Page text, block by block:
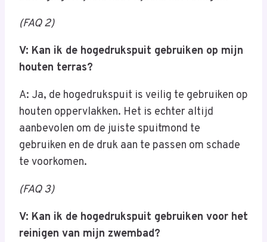
(FAQ 2)
V: Kan ik de hogedrukspuit gebruiken op mijn
houten terras?
A: Ja, de hogedrukspuit is veilig te gebruiken op
houten oppervlakken. Het is echter altijd
aanbevolen om de juiste spuitmond te
gebruiken en de druk aan te passen om schade
te voorkomen.
(FAQ 3)
V: Kan ik de hogedrukspuit gebruiken voor het
reinigen van mijn zwembad?